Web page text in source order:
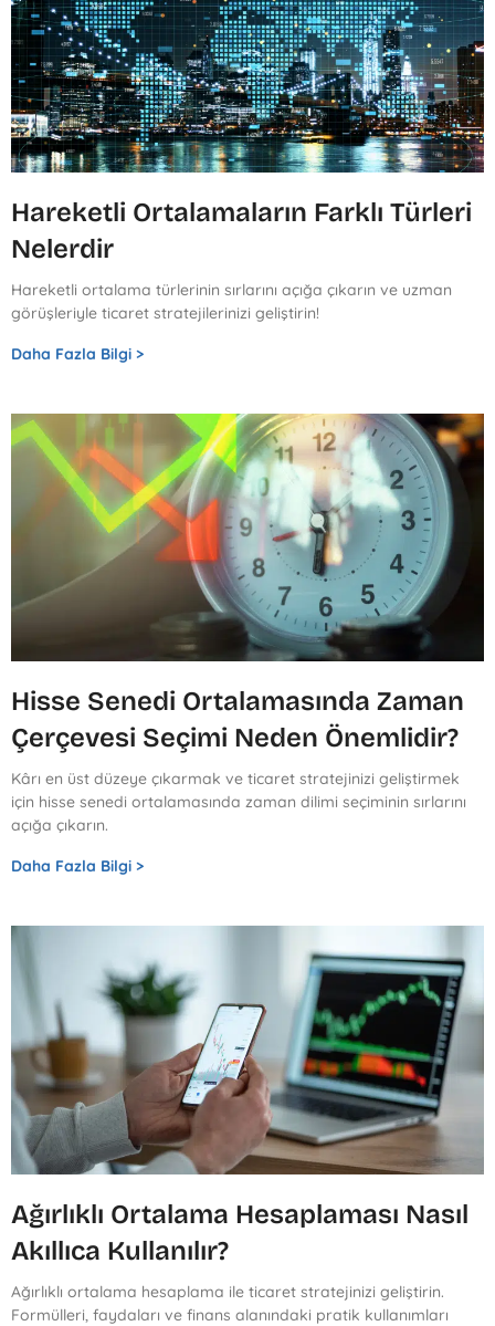
Hareketli Ortalamaların Farklı Türleri
Nelerdir
Hareketli ortalama türlerinin sırlarını açığa çıkarın ve uzman
görüşleriyle ticaret stratejilerinizi geliştirin!
Daha Fazla Bilgi >
Hisse Senedi Ortalamasında Zaman
Çerçevesi Seçimi Neden Önemlidir?
Kârı en üst düzeye çıkarmak ve ticaret stratejinizi geliştirmek
için hisse senedi ortalamasında zaman dilimi seçiminin sırlarını
açığa çıkarın.
Daha Fazla Bilgi >
Ağırlıklı Ortalama Hesaplaması Nasıl
Akıllıca Kullanılır?
Ağırlıklı ortalama hesaplama ile ticaret stratejinizi geliştirin.
Formülleri, faydaları ve finans alanındaki pratik kullanımları